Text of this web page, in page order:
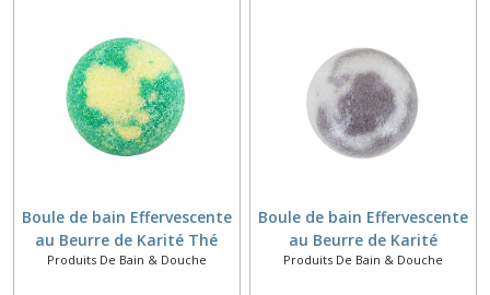
Boule de bain Effervescente
au Beurre de Karité Thé
vert
Produits De Bain & Douche
Boule de bain Effervescente
au Beurre de Karité
Patchouli
Produits De Bain & Douche